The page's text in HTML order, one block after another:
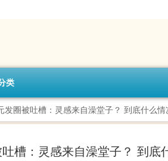
类
发圈被吐槽：灵感来自澡堂子？ 到底什么情
槽：灵感来自澡堂子？ 到底